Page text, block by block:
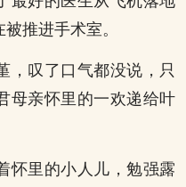
推进手术室。
，叹了口气都没说，只
母亲怀里的一欢递给叶
怀里的小人儿，勉强露